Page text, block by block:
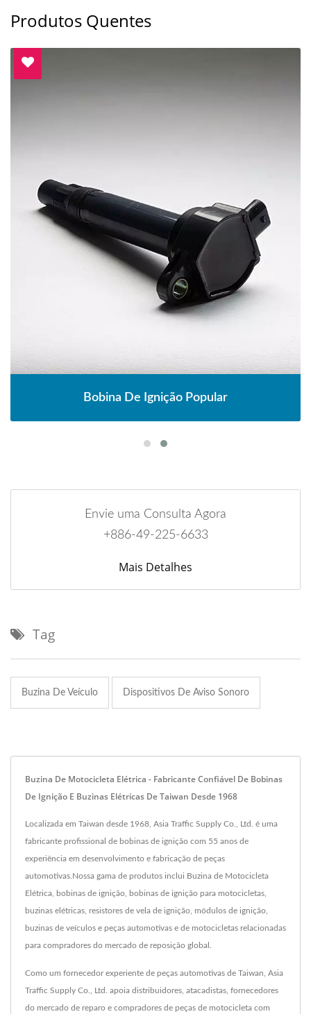
Produtos Quentes
Bobina De Ignição Popular
Envie uma Consulta Agora
+886-49-225-6633
Mais Detalhes
Tag
Buzina De Veículo Dispositivos De Aviso Sonoro
Buzina De Motocicleta Elétrica - Fabricante Confiável De Bobinas
De Ignição E Buzinas Elétricas De Taiwan Desde 1968
Localizada em Taiwan desde 1968, Asia Traffic Supply Co., Ltd. é uma
fabricante profissional de bobinas de ignição com 55 anos de
experiência em desenvolvimento e fabricação de peças
automotivas.Nossa gama de produtos inclui Buzina de Motocicleta
Elétrica, bobinas de ignição, bobinas de ignição para motocicletas,
buzinas elétricas, resistores de vela de ignição, módulos de ignição,
buzinas de veículos e peças automotivas e de motocicletas relacionadas
para compradores do mercado de reposição global.
Como um fornecedor experiente de peças automotivas de Taiwan, Asia
Traffic Supply Co., Ltd. apoia distribuidores, atacadistas, fornecedores
do mercado de reparo e compradores de peças de motocicleta com